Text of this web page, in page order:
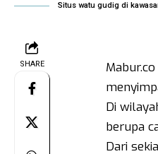
Situs watu gudig di
SHARE
Di
berupa
Dari